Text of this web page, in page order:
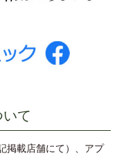
品や、お歳暮・ご
間のお供に、ぜひ
迄）
て
掲載店舗にて）、アプ